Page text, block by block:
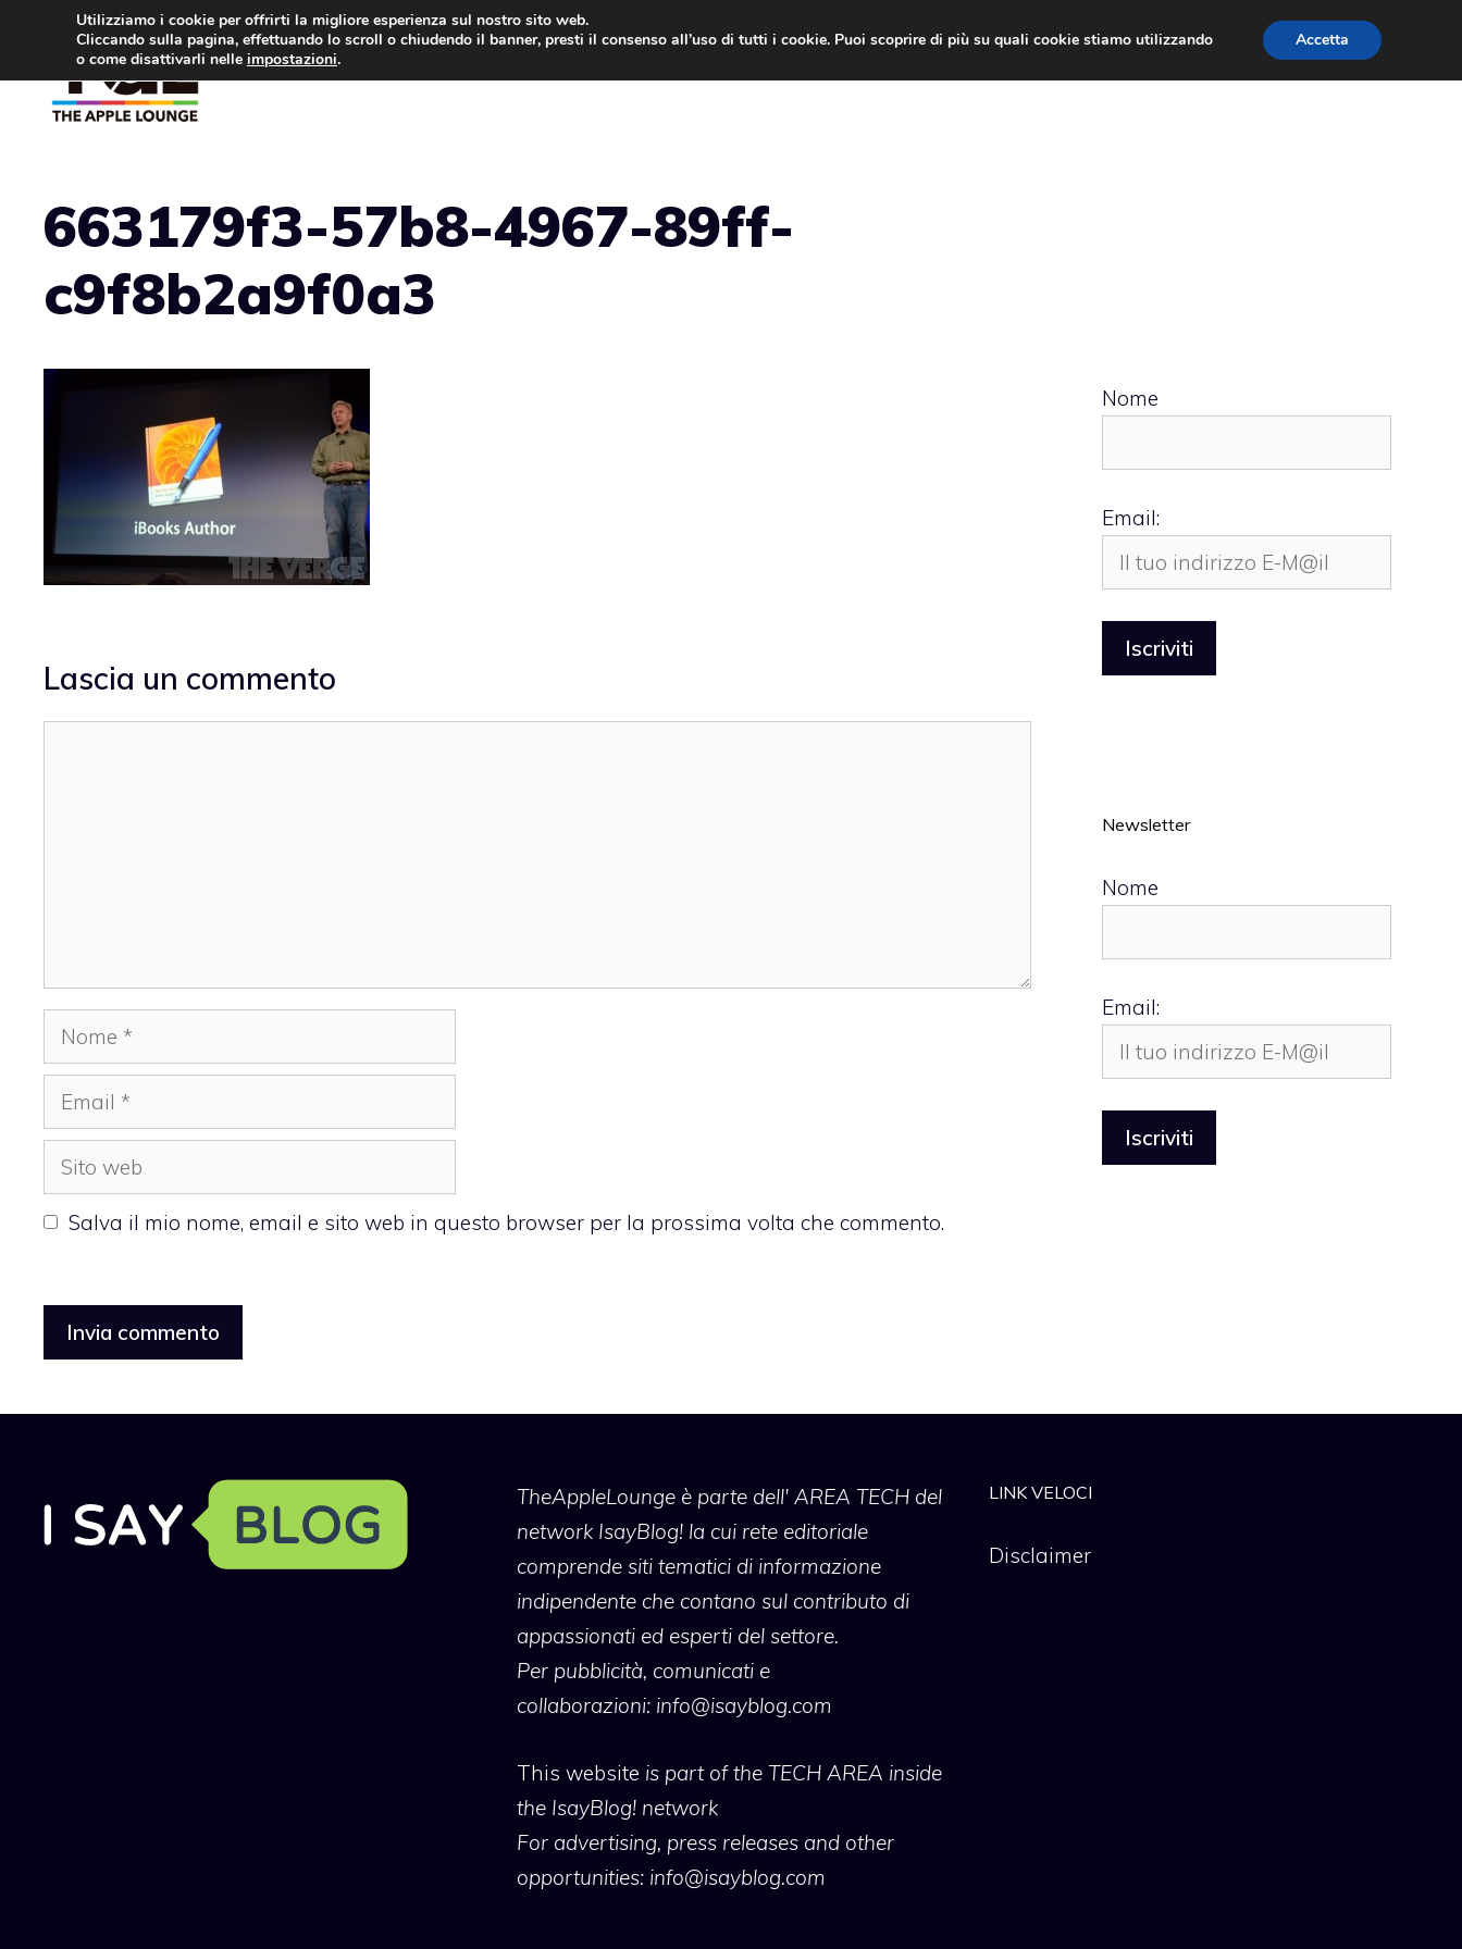
contenuto
663179f3-57b8-4967-89ff-
c9f8b2a9f0a3
Lascia un commento
Nome
Email
Sito
web
Salva il mio nome, email e sito web in questo browser per la prossima volta che commento.
Nome
Email:
Newsletter
Nome
Email:
TheAppleLoungeè parte dell' AREA TECH del
network IsayBlog! la cui rete editoriale
comprende siti tematici di informazione
indipendente che contano sul contributo di
appassionati ed esperti del settore.
Per pubblicità, comunicati e
collaborazioni: info@isayblog.com
This website is part of the TECH AREA inside
the IsayBlog! network
For advertising, press releases and other
opportunities: info@isayblog.com
LINK VELOCI
Disclaimer
Utilizziamo i cookie per offrirti la migliore esperienza sul nostro sito web.
Cliccando sulla pagina, effettuando lo scroll o chiudendo il banner, presti il consenso all’uso di tutti i cookie. Puoi scoprire di più su quali cookie stiamo utilizzando
o come disattivarli nelle impostazioni.
Accetta